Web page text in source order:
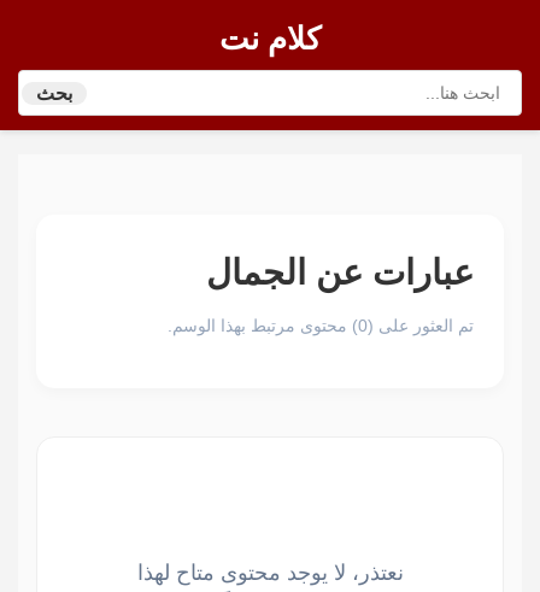
كلام نت
بحث
عبارات عن الجمال
تم العثور على (0) محتوى مرتبط بهذا الوسم.
نعتذر، لا يوجد محتوى متاح لهذا